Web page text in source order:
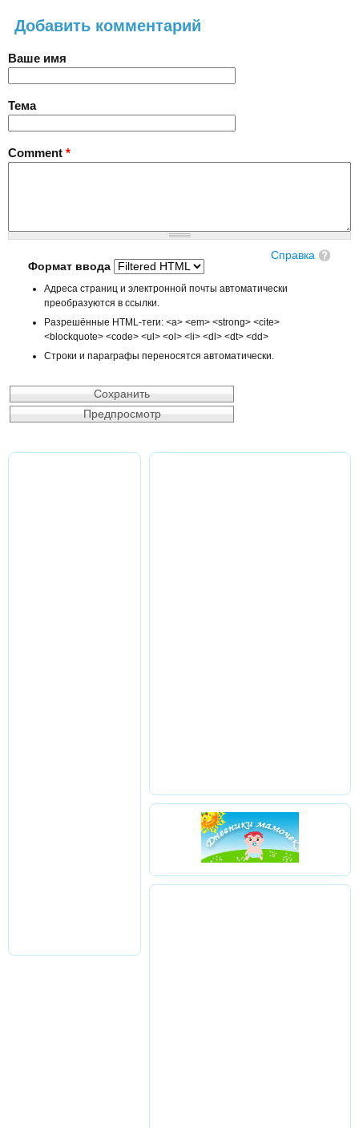
Добавить комментарий
Ваше имя
Тема
Comment *
Справка
Формат ввода
Адреса страниц и электронной почты автоматически
преобразуются в ссылки.
Разрешённые HTML-теги: <a> <em> <strong> <cite>
<blockquote> <code> <ul> <ol> <li> <dl> <dt> <dd>
Строки и параграфы переносятся автоматически.